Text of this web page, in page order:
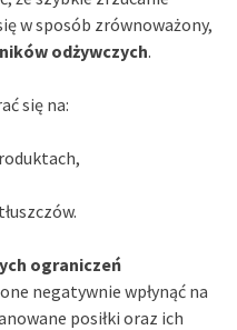
w sposób zrównoważony,
odżywczych.
się na:
ograniczeń
negatywnie wpłynąć na
posiłki oraz ich